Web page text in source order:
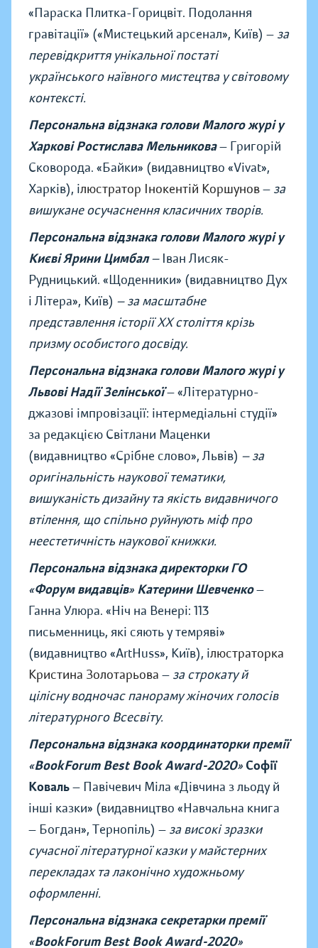
«Параска Плитка-Горицвіт. Подолання
гравітації» («Мистецький арсенал», Київ) — за
перевідкриття унікальної постаті
українського наївного мистецтва у світовому
контексті.
Персональна відзнака голови Малого журі у
Харкові Ростислава Мельникова— Григорій
Сковорода. «Байки» (видавництво «Vivat»,
Харків), ілюстратор Інокентій Коршунов— за
вишукане осучаснення класичних творів.
Персональна відзнака голови Малого журі у
Києві Ярини Цимбал—Іван Лисяк-
Рудницький. «Щоденники» (видавництво Дух
і Літера», Київ) — за масштабне
представлення історії ХХ століття крізь
призму особистого досвіду.
Персональна відзнака голови Малого журі у
Львові Надії Зелінської—«Літературно-
джазові імпровізації: інтермедіальні студії»
за редакцією Світлани Маценки
(видавництво «Срібне слово», Львів) — за
оригінальність наукової тематики,
вишуканість дизайну та якість видавничого
втілення, що спільно руйнують міф про
неестетичність наукової книжки.
Персональна відзнака директорки ГО
«Форум видавців» Катерини Шевченко—
Ганна Улюра. «Ніч на Венері: 113
письменниць, які сяють у темряві»
(видавництво «ArtHuss», Київ), ілюстраторка
Кристина Золотарьова — за строкату й
цілісну водночас панораму жіночих голосів
літературного Всесвіту.
Персональна відзнака координаторки премії
«BookForum Best Book Award-2020» Софії
Коваль— Павічевич Міла «Дівчина з льоду й
інші казки» (видавництво «Навчальна книга
— Богдан», Тернопіль) — за високі зразки
сучасної літературної казки у майстерних
перекладах та лаконічно художньому
оформленні.
Персональна відзнака секретарки премії
«BookForum Best Book Award-2020»